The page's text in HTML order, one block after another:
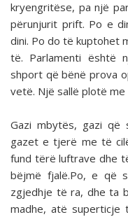
kryengritëse, pa një
përunjurit prift. Po e
dini. Po do të kuptohet
të. Parlamenti është
shport që bënë prova
vetë. Një sallë plotë me
Gazi mbytës, gazi që
gazet e tjerë me të
fund tërë luftrave dhe
bëjmë fjalë.Po, e që
zgjedhje të ra, dhe ta
madhe, atë superticje